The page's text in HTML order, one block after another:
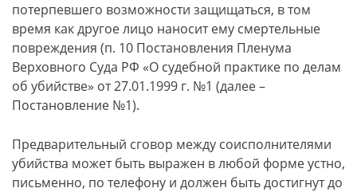
потерпевшего возможности защищаться, в том
время как другое лицо наносит ему смертельные
повреждения (п. 10 Постановления Пленума
Верховного Суда РФ «О судебной практике по делам
об убийстве» от 27.01.1999 г. №1 (далее –
Постановление №1).
Предварительный сговор между соисполнителями
убийства может быть выражен в любой форме устно,
письменно, по телефону и должен быть достигнут до